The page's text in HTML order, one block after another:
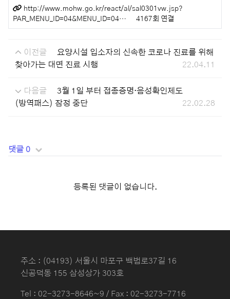
관련링크http://www.mohw.go.kr/react/al/sal0301vw.jsp?
PAR_MENU_ID=04&MENU_ID=04…
4167회 연결
이전글
요양시설 입소자의 신속한 코로나 진료를 위해
찾아가는 대면 진료 시행
22.04.11
다음글
3월 1일 부터 접종증명·음성확인제도
(방역패스) 잠정 중단
22.02.28
댓글 0
등록된 댓글이 없습니다.
주소 : (04193) 서울시 마포구 백범로37길 16
신공덕동 155 삼성상가 303호
Tel : 02-3273-8646~9 / Fax : 02-3273-7716